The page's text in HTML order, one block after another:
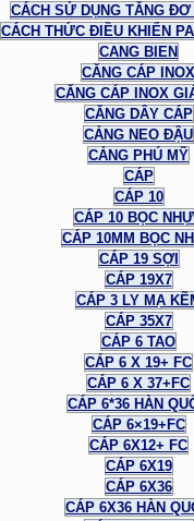
CÁCH SỬ DỤNG TĂNG
CÁCH THỨC ĐIỀU KHIỂN
CANG BIEN
CĂNG CÁP INOX
CĂNG CÁP INOX
CĂNG DÂY CÁP
CẢNG NEO ĐẬU
CẢNG PHÚ MỸ
CÁP
CÁP 10
CÁP 10 BỌC
CÁP 10MM BỌC
CÁP 19 SỢI
CÁP 19X7
CÁP 3 LY MẠ
CÁP 35X7
CÁP 6 TAO
CÁP 6 X 19+ FC
CÁP 6 X 37+FC
CÁP 6*36 HÀN
CÁP 6×19+FC
CÁP 6X12+ FC
CÁP 6X19
CÁP 6X36
CÁP 6X36 HÀN